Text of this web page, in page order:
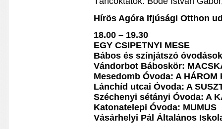
Hírös Agóra Ifjúsági Otthon
18.00 – 19.30
EGY CSIPETNYI MESE
Bábos és színjátszó
Vándorbot Báboskör:
Mesedomb Óvoda: A HÁROM
Lánchíd utcai Óvoda: A
Széchenyi sétányi Óvoda: A
Katonatelepi Óvoda: MUMUS
Vásárhelyi Pál Általános